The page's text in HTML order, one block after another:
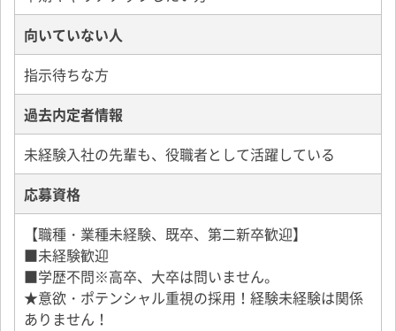
■年間MVP
■昇格祝い
■関東ITソフトウェア健康保険組合加入
■子ども手当
■勤続手当
■社内傷病手当金
■定期健康診断
■予防接種
■衛生用品補助
■飲料補助
向いていない人
指示待ちな方
過去内定者情報
未経験入社の先輩も、役職者として活躍している
応募資格
【職種・業種未経験、既卒、第二新卒歓迎】
■未経験歓迎
■学歴不問※高卒、大卒は問いません。
★意欲・ポテンシャル重視の採用！経験未経験は関係
ありません！